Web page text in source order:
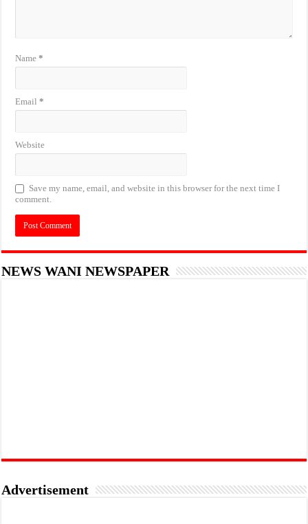
Name*
Email*
Website
Save my name, email, and website in this browser for the next time I
comment.
NEWS WANI NEWSPAPER
Advertisement